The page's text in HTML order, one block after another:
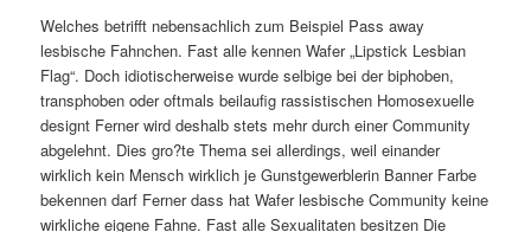
Welches betrifft nebensachlich zum Beispiel Pass away
lesbische Fahnchen. Fast alle kennen Wafer „Lipstick Lesbian
Flag“. Doch idiotischerweise wurde selbige bei der biphoben,
transphoben oder oftmals beilaufig rassistischen Homosexuelle
designt Ferner wird deshalb stets mehr durch einer Community
abgelehnt. Dies gro?te Thema sei allerdings, weil einander
wirklich kein Mensch wirklich je Gunstgewerblerin Banner Farbe
bekennen darf Ferner dass hat Wafer lesbische Community keine
wirkliche eigene Fahne. Fast alle Sexualitaten besitzen Die